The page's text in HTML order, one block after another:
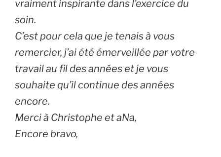
vraiment inspirante dans l’exercice du
soin.
C’est pour cela que je tenais à vous
remercier, j’ai été émerveillée par votre
travail au fil des années et je vous
souhaite qu’il continue des années
encore.
Merci à Christophe et aNa,
Encore bravo,